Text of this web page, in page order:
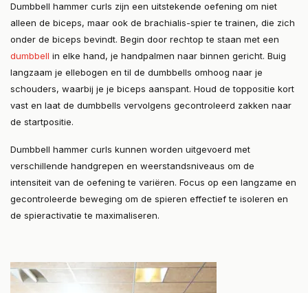
Dumbbell hammer curls zijn een uitstekende oefening om niet
alleen de biceps, maar ook de brachialis-spier te trainen, die zich
onder de biceps bevindt. Begin door rechtop te staan met een
dumbbell in elke hand, je handpalmen naar binnen gericht. Buig
langzaam je ellebogen en til de dumbbells omhoog naar je
schouders, waarbij je je biceps aanspant. Houd de toppositie kort
vast en laat de dumbbells vervolgens gecontroleerd zakken naar
de startpositie.
Dumbbell hammer curls kunnen worden uitgevoerd met
verschillende handgrepen en weerstandsniveaus om de
intensiteit van de oefening te variëren. Focus op een langzame en
gecontroleerde beweging om de spieren effectief te isoleren en
de spieractivatie te maximaliseren.